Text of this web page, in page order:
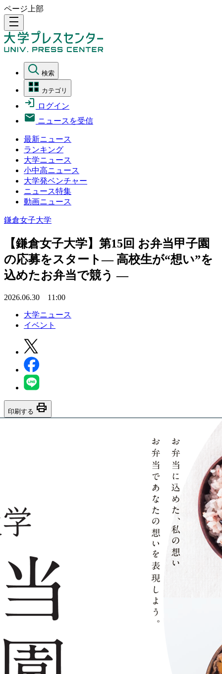
ページ上部
density_medium
検索
カテゴリ
ログイン
ニュースを受信
最新ニュース
ランキング
大学ニュース
小中高ニュース
大学発ベンチャー
ニュース特集
動画ニュース
鎌倉女子大学
【鎌倉女子大学】第15回 お弁当甲子園
の応募をスタート― 高校生が“想い”を
込めたお弁当で競う ―
2026.06.30 11:00
大学ニュース
イベント
印刷する print